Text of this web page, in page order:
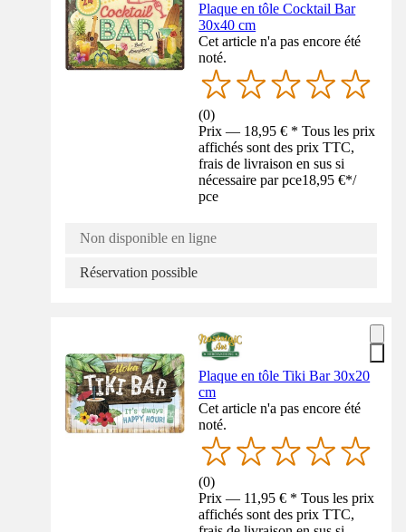
Plaque en tôle Cocktail Bar
30x40 cm
Cet article n'a pas encore été
noté.
(0)
Prix — 18,95 € * Tous les prix
affichés sont des prix TTC,
frais de livraison en sus si
nécessaire par pce18,95 €*/
pce
Non disponible en ligne
Réservation possible
Plaque en tôle Tiki Bar 30x20
cm
Cet article n'a pas encore été
noté.
(0)
Prix — 11,95 € * Tous les prix
affichés sont des prix TTC,